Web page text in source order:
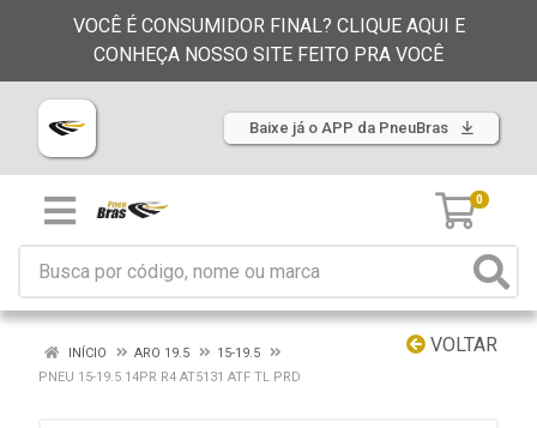
VOCÊ É CONSUMIDOR FINAL? CLIQUE AQUI E
CONHEÇA NOSSO SITE FEITO PRA VOCÊ
Baixe já o APP da PneuBras
0
VOLTAR
INÍCIO ARO 19.5
15-19.5
PNEU 15-19.5 14PR R4 AT5131 ATF TL PRD